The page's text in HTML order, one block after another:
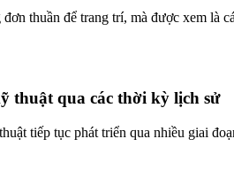
thuần để trang trí, mà được xem là
thuật qua các thời kỳ lịch sử
tiếp tục phát triển qua nhiều giai